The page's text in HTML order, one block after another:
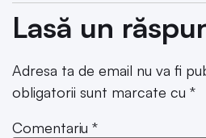
Lasă un
Adresa ta de email nu va fi
obligatorii sunt marcate cu *
Comentariu *